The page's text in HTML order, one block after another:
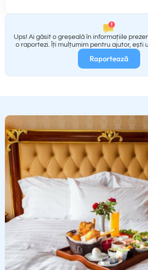
Ups! Ai găsit o greșeală în informațiile
o raportezi. Îți mulțumim pentru ajutor, ești
Raportează